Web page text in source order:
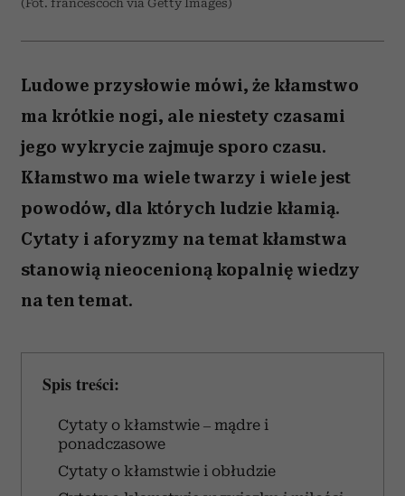
(Fot. francescoch via Getty Images)
Ludowe przysłowie mówi, że kłamstwo
ma krótkie nogi, ale niestety czasami
jego wykrycie zajmuje sporo czasu.
Kłamstwo ma wiele twarzy i wiele jest
powodów, dla których ludzie kłamią.
Cytaty i aforyzmy na temat kłamstwa
stanowią nieocenioną kopalnię wiedzy
na ten temat.
Spis treści:
Cytaty o kłamstwie – mądre i
ponadczasowe
Cytaty o kłamstwie i obłudzie